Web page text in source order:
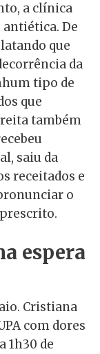
a clínica
De
que
da
tipo de
que
também
saiu da
receitados e
o
espera
Cristiana
com dores
1h30 de